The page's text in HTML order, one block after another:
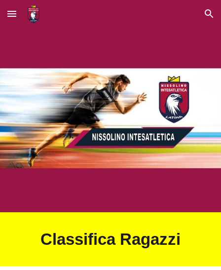
Skip to main content Skip to navigation
Classifica Ragazzi